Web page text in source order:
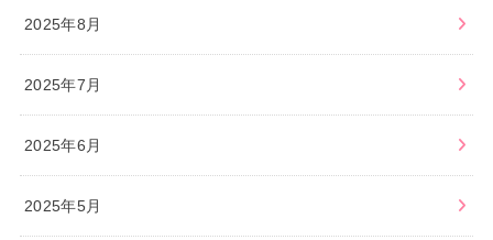
2025年8月
2025年7月
2025年6月
2025年5月